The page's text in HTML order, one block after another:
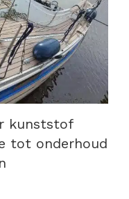
kunststof
tot onderhoud